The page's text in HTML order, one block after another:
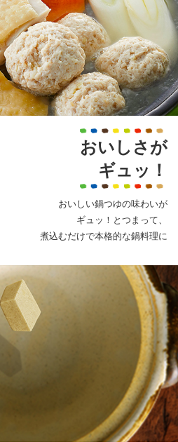
おいしさが
ギュッ！
おいしい鍋つゆの味わいが
ギュッ！とつまって、
煮込むだけで本格的な鍋料理に